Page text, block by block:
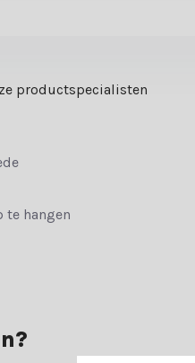
productspecialisten
te hangen